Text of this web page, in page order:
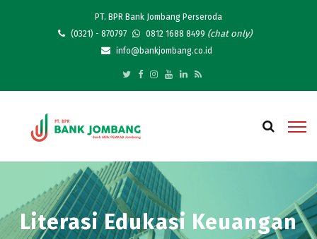
PT. BPR Bank Jombang Perseroda
(0321) - 870797
0812 1688 8499 (chat only)
info@bankjombang.co.id
Literasi Edukasi Keuangan